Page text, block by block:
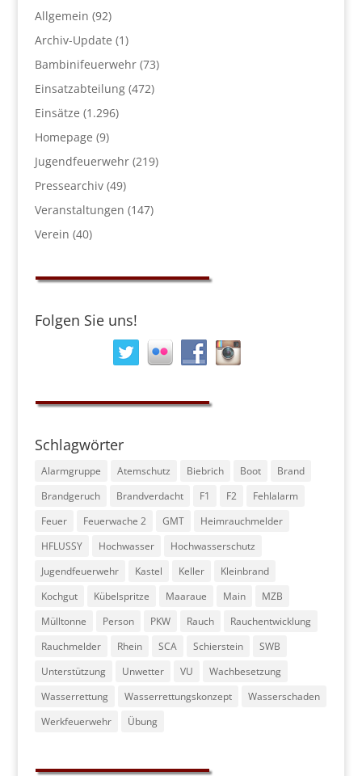
Allgemein (92)
Archiv-Update (1)
Bambinifeuerwehr(73)
Einsatzabteilung(472)
Einsätze (1.296)
Homepage (9)
Jugendfeuerwehr(219)
Pressearchiv(49)
Veranstaltungen (147)
Verein (40)
Folgen Sie uns!
Schlagwörter
Alarmgruppe Atemschutz Biebrich Boot
Brand
Brandgeruch
Brandverdacht F1 F2
Fehlalarm
Feuer
Feuerwache 2 GMT
Heimrauchmelder
HFLUSSY
Hochwasser
Hochwasserschutz
Jugendfeuerwehr
Kastel Keller
Kleinbrand
Kochgut
Kübelspritze Maaraue Main
MZB
Mülltonne
Person PKW Rauch
Rauchentwicklung
Rauchmelder
Rhein SCA Schierstein
SWB
Unterstützung
Unwetter VU
Wachbesetzung
Wasserrettung
Wasserrettungskonzept
Wasserschaden
Werkfeuerwehr
Übung